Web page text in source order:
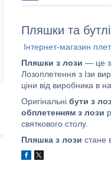
Пляшки та
Інтернет-магазин
Пляшки з лози — це
Лозоплетення з Ізи
ціни від виробника в
Оригінальні бути з
обплетенням з лози
святкового столу.
Пляшка з лози стане